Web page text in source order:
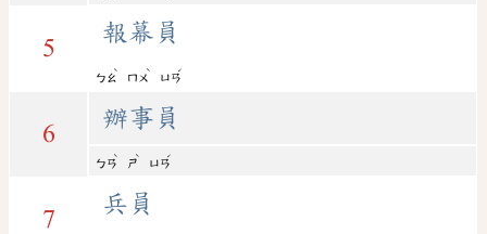
5
報幕員
ㄅㄠ
ˋ
ㄇㄨ
ˋ
ㄩㄢ
ˊ
6
辦事員
ㄅㄢ
ˋ
ㄕ
ˋ
ㄩㄢ
ˊ
7
兵員